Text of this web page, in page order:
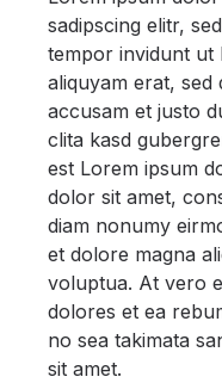
sadipscing elitr,
tempor invidunt ut
aliquyam erat,
accusam et justo
clita kasd
est Lorem ipsum
dolor sit amet,
diam nonumy
et dolore magna
voluptua. At vero
dolores et ea
no sea takimata
sit amet.